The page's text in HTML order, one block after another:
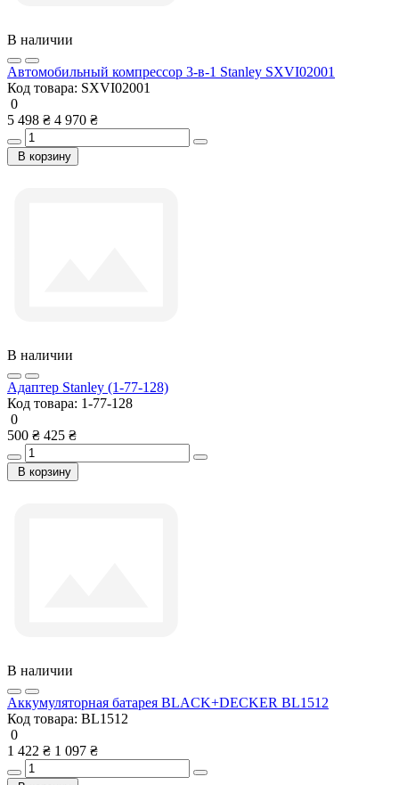
В наличии
Автомобильный компрессор 3-в-1 Stanley SXVI02001
Код товара: SXVI02001
0
5 498 ₴ 4 970 ₴
В корзину
В наличии
Адаптер Stanley (1-77-128)
Код товара: 1-77-128
0
500 ₴ 425 ₴
В корзину
В наличии
Аккумуляторная батарея BLACK+DECKER BL1512
Код товара: BL1512
0
1 422 ₴ 1 097 ₴